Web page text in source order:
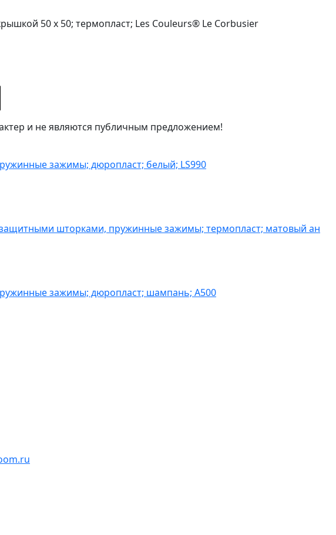
50 x 50; термопласт; Les Couleurs® Le Corbusier
и не являются публичным предложением!
зажимы; дюропласт; белый; LS990
защитными шторками, пружинные зажимы; термопласт; матовый ан
зажимы; дюропласт; шампань; A500